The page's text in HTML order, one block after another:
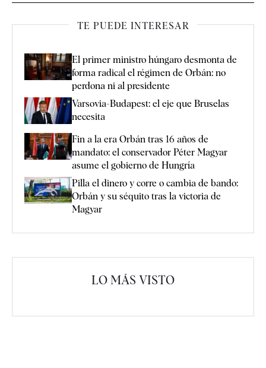
TE PUEDE INTERESAR
El primer ministro húngaro desmonta de
forma radical el régimen de Orbán: no
perdona ni al presidente
Varsovia-Budapest: el eje que Bruselas
necesita
Fin a la era Orbán tras 16 años de
mandato: el conservador Péter Magyar
asume el gobierno de Hungría
Pilla el dinero y corre o cambia de bando:
Orbán y su séquito tras la victoria de
Magyar
LO MÁS VISTO